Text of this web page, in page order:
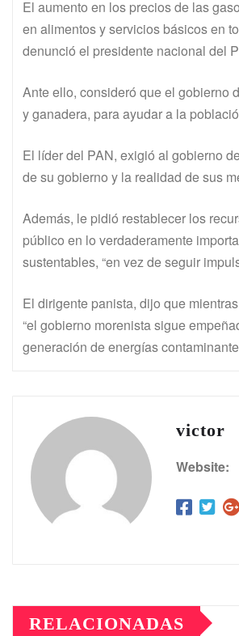
El aumento en los precios de las
en alimentos y servicios básicos en
denunció el presidente nacional del
Ante ello, consideró que el gobierno
y ganadera, para ayudar a la
El líder del PAN, exigió al gobierno
de su gobierno y la realidad de sus
Además, le pidió restablecer los
público en lo verdaderamente
sustentables, “en vez de seguir
El dirigente panista, dijo que
“el gobierno morenista sigue
generación de energías
victor
Website:
RELACIONADAS